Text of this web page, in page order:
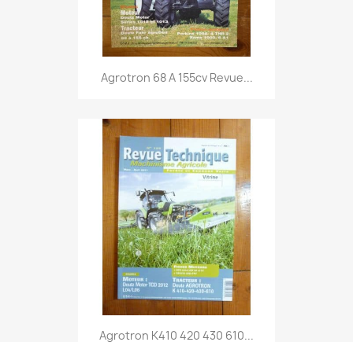
Agrotron 68 A 155cv Revue...
Agrotron K410 420 430 610...